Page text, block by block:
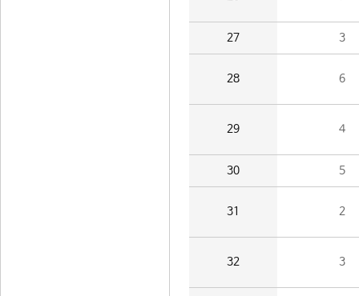
27 3
28 6
29 4
30 5
31 2
32 3